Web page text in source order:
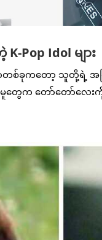
Pop Idol များ
ာတစ်ခုကတော့ သူတို့ရဲ့
ေက တော်တော်လေးကို